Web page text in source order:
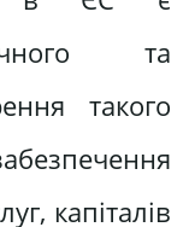
та
такого
капіталів